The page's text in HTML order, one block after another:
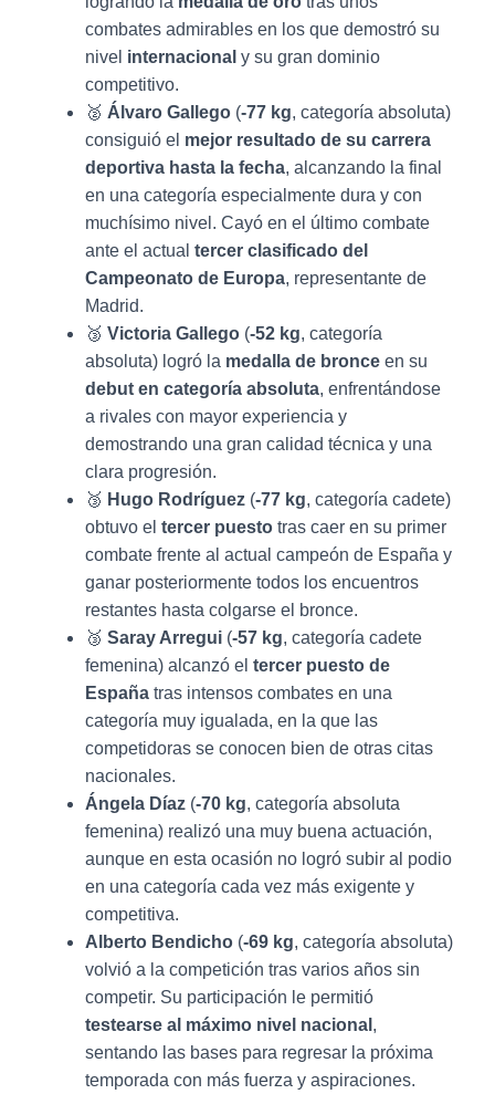
combates admirables en los que demostró su
nivel internacional y su gran dominio
competitivo.
🥈 Álvaro Gallego (-77 kg, categoría absoluta)
consiguió el mejor resultado de su carrera
deportiva hasta la fecha, alcanzando la final
en una categoría especialmente dura y con
muchísimo nivel. Cayó en el último combate
ante el actualtercer clasificado del
Campeonato de Europa, representante de
Madrid.
🥉Victoria Gallego (-52 kg, categoría
absoluta) logró la medalla de bronce en su
debut en categoría absoluta, enfrentándose
a rivales con mayor experiencia y
demostrando una gran calidad técnica y una
clara progresión.
🥉 Hugo Rodríguez (-77 kg, categoría cadete)
obtuvo eltercer puesto tras caer en su primer
combate frente al actual campeón de España y
ganar posteriormente todos los encuentros
restantes hasta colgarse el bronce.
🥉Saray Arregui (-57 kg, categoría cadete
femenina) alcanzó eltercer puesto de
España tras intensos combates en una
categoría muy igualada, en la que las
competidoras se conocen bien de otras citas
nacionales.
Ángela Díaz (-70 kg, categoría absoluta
femenina) realizó una muy buena actuación,
aunque en esta ocasión no logró subir al podio
en una categoría cada vez más exigente y
competitiva.
Alberto Bendicho (-69 kg, categoría absoluta)
volvió a la competición tras varios años sin
competir. Su participación le permitió
testearse al máximo nivel nacional ,
sentando las bases para regresar la próxima
temporada con más fuerza y aspiraciones.